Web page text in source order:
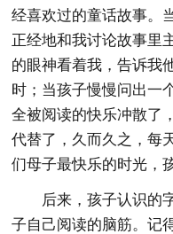
经喜欢过的童话故事。
正经地和我讨论故事里
的眼神看着我，告诉我
时；当孩子慢慢问出一
全被阅读的快乐冲散了
代替了，久而久之，每
们母子最快乐的时光，
后来，孩子认识的
子自己阅读的脑筋。记